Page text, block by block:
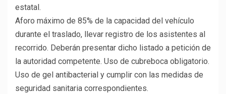
estatal.
Aforo máximo de 85% de la capacidad del vehículo
durante el traslado, llevar registro de los asistentes al
recorrido. Deberán presentar dicho listado a petición de
la autoridad competente. Uso de cubreboca obligatorio.
Uso de gel antibacterial y cumplir con las medidas de
seguridad sanitaria correspondientes.